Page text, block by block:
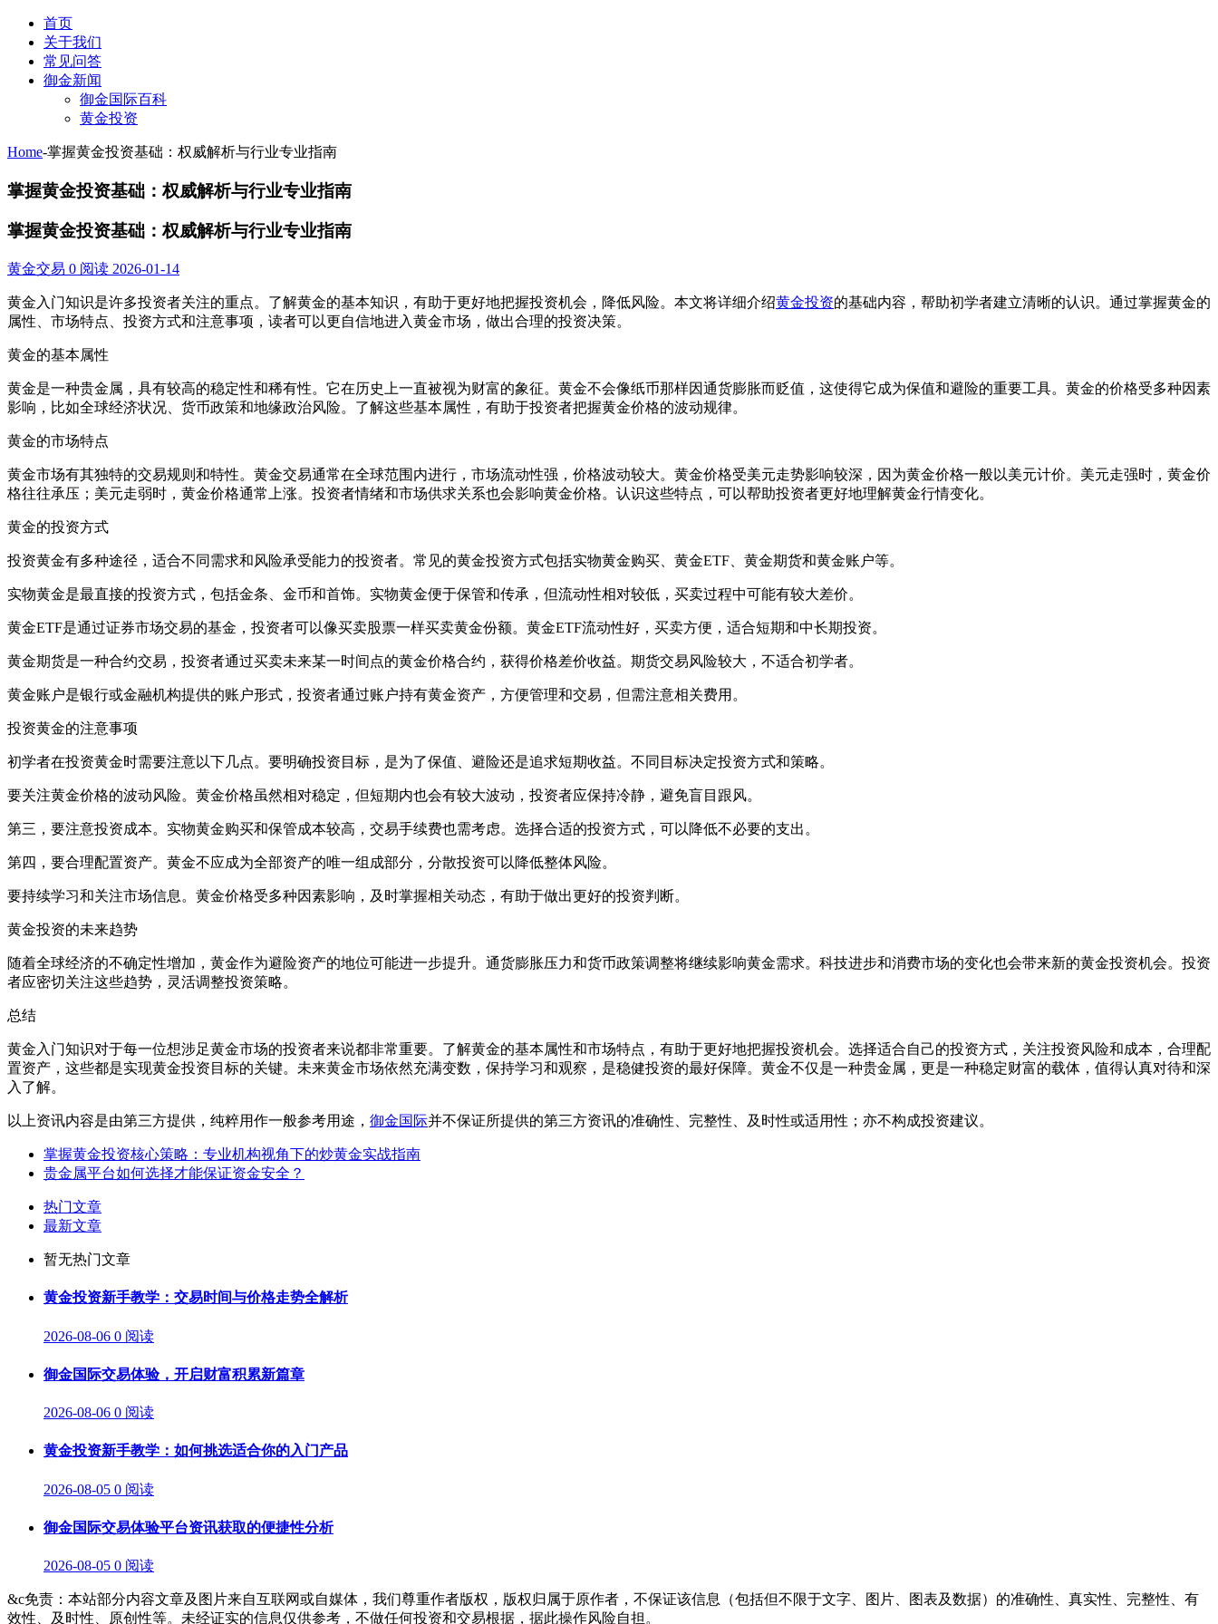
首页
关于我们
常见问答
御金新闻
御金国际百科
黄金投资
Home-掌握黄金投资基础：权威解析与行业专业指南
掌握黄金投资基础：权威解析与行业专业指南
掌握黄金投资基础：权威解析与行业专业指南
黄金交易 0 阅读 2026-01-14
黄金入门知识是许多投资者关注的重点。了解黄金的基本知识，有助于更好地把握投资机会，降低风险。本文将详细介绍黄金投资的基础内容，帮助初学者建立清晰的认识。通过掌握黄金的
属性、市场特点、投资方式和注意事项，读者可以更自信地进入黄金市场，做出合理的投资决策。
黄金的基本属性
黄金是一种贵金属，具有较高的稳定性和稀有性。它在历史上一直被视为财富的象征。黄金不会像纸币那样因通货膨胀而贬值，这使得它成为保值和避险的重要工具。黄金的价格受多种因素
影响，比如全球经济状况、货币政策和地缘政治风险。了解这些基本属性，有助于投资者把握黄金价格的波动规律。
黄金的市场特点
黄金市场有其独特的交易规则和特性。黄金交易通常在全球范围内进行，市场流动性强，价格波动较大。黄金价格受美元走势影响较深，因为黄金价格一般以美元计价。美元走强时，黄金价
格往往承压；美元走弱时，黄金价格通常上涨。投资者情绪和市场供求关系也会影响黄金价格。认识这些特点，可以帮助投资者更好地理解黄金行情变化。
黄金的投资方式
投资黄金有多种途径，适合不同需求和风险承受能力的投资者。常见的黄金投资方式包括实物黄金购买、黄金ETF、黄金期货和黄金账户等。
实物黄金是最直接的投资方式，包括金条、金币和首饰。实物黄金便于保管和传承，但流动性相对较低，买卖过程中可能有较大差价。
黄金ETF是通过证券市场交易的基金，投资者可以像买卖股票一样买卖黄金份额。黄金ETF流动性好，买卖方便，适合短期和中长期投资。
黄金期货是一种合约交易，投资者通过买卖未来某一时间点的黄金价格合约，获得价格差价收益。期货交易风险较大，不适合初学者。
黄金账户是银行或金融机构提供的账户形式，投资者通过账户持有黄金资产，方便管理和交易，但需注意相关费用。
投资黄金的注意事项
初学者在投资黄金时需要注意以下几点。要明确投资目标，是为了保值、避险还是追求短期收益。不同目标决定投资方式和策略。
要关注黄金价格的波动风险。黄金价格虽然相对稳定，但短期内也会有较大波动，投资者应保持冷静，避免盲目跟风。
第三，要注意投资成本。实物黄金购买和保管成本较高，交易手续费也需考虑。选择合适的投资方式，可以降低不必要的支出。
第四，要合理配置资产。黄金不应成为全部资产的唯一组成部分，分散投资可以降低整体风险。
要持续学习和关注市场信息。黄金价格受多种因素影响，及时掌握相关动态，有助于做出更好的投资判断。
黄金投资的未来趋势
随着全球经济的不确定性增加，黄金作为避险资产的地位可能进一步提升。通货膨胀压力和货币政策调整将继续影响黄金需求。科技进步和消费市场的变化也会带来新的黄金投资机会。投资
者应密切关注这些趋势，灵活调整投资策略。
总结
黄金入门知识对于每一位想涉足黄金市场的投资者来说都非常重要。了解黄金的基本属性和市场特点，有助于更好地把握投资机会。选择适合自己的投资方式，关注投资风险和成本，合理配
置资产，这些都是实现黄金投资目标的关键。未来黄金市场依然充满变数，保持学习和观察，是稳健投资的最好保障。黄金不仅是一种贵金属，更是一种稳定财富的载体，值得认真对待和深
入了解。
以上资讯内容是由第三方提供，纯粹用作一般参考用途， 御金国际并不保证所提供的第三方资讯的准确性、完整性、及时性或适用性；亦不构成投资建议。
掌握黄金投资核心策略：专业机构视角下的炒黄金实战指南
贵金属平台如何选择才能保证资金安全？
热门文章
最新文章
暂无热门文章
黄金投资新手教学：交易时间与价格走势全解析
2026-08-06 0 阅读
御金国际交易体验，开启财富积累新篇章
2026-08-06 0 阅读
黄金投资新手教学：如何挑选适合你的入门产品
2026-08-05 0 阅读
御金国际交易体验平台资讯获取的便捷性分析
2026-08-05 0 阅读
&c免责：本站部分内容文章及图片来自互联网或自媒体，我们尊重作者版权，版权归属于原作者，不保证该信息（包括但不限于文字、图片、图表及数据）的准确性、真实性、完整性、有
效性、及时性、原创性等。未经证实的信息仅供参考，不做任何投资和交易根据，据此操作风险自担。